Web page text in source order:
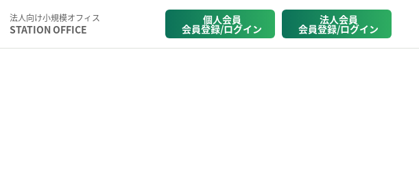
法人向け小規模オフィス
STATION OFFICE
個人会員
会員登録/ログイン
法人会員
会員登録/ログイン